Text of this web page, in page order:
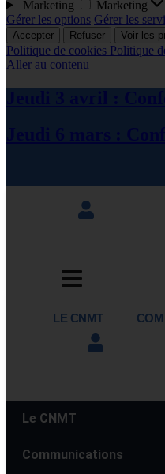
Marketing
Marketing
Gérer les options Gérer les
Accepter Refuser Voir les
Politique de cookies Politique
Aller au contenu
LE CNMT
Le CNMT
Communications
Jour :